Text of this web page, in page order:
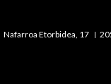
Nafarroa Etorbidea, 17